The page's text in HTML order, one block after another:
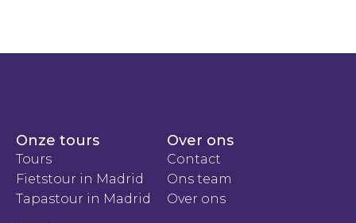
Onze tours
Tours
Fietstour in Madrid
Tapastour in Madrid
Over ons
Contact
Ons team
Over ons